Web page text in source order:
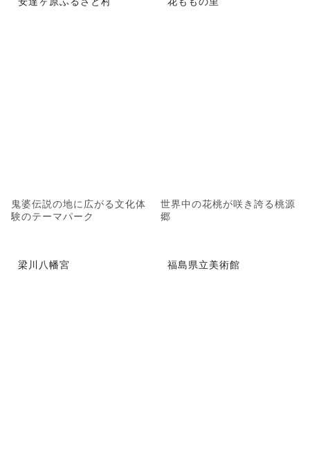
鬼婆伝説の地に広がる文化体
験のテーマパーク
世界中の花桃が咲き誇る桃源
郷
梁川八幡宮 福島県立美術館